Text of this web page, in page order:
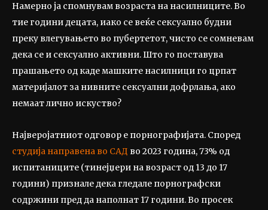
Намерно ја спомнувам возраста на насилниците. Во
тие години децата, иако се веќе сексуално будни
преку влегувањето во пубертетот, чисто се сомневам
дека се и сексуално активни. Што го поставува
прашањето од каде машките насилници го црпат
материјалот за нивните сексуални дофрлања, ако
немаат лично искуство?
Најверојатниот одговор е порнографијата. Според
студија направена во САД во 2023 година, 73% од
испитаниците (тинејџери на возраст од 13 до 17
години) признале дека гледале порнографски
содржини пред да наполнат 17 години. Во просек